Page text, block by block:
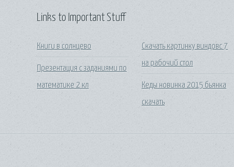
Links to Important Stuff
Книги в солнцево
Презентация с заданиями по
математике 2 кл
Скачать картинку виндовс 7
на рабочий стол
Кеды новинка 2015 бьянка
скачать